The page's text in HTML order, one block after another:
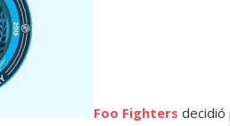
Foo Fighters decidió